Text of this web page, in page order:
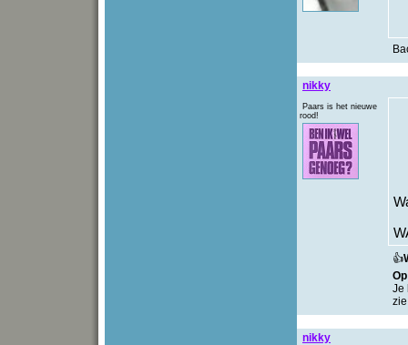
nikky
Paars is het nieuwe
rood!
👍
Je
nikky